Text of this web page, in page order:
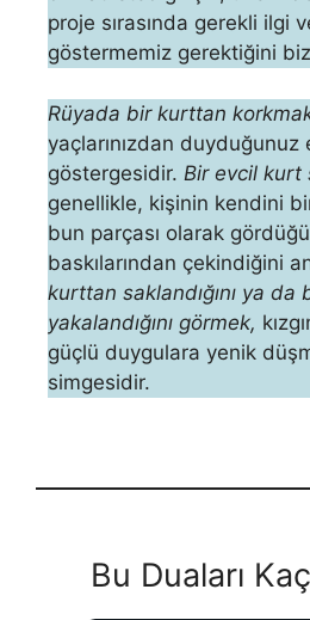
proje sırasında gerekli ilgi
göstermemiz gerek­tiğini
Rüyada bir kurttan
yaçlarınızdan duyduğunuz
göstergesidir. Bir evcil kurt
genellikle, kişinin kendini
bun parçası olarak
baskılarından çekin­diğini
kurttan saklandığını ya da
yakalandığını görmek,
güçlü duy­gulara yenik
simgesidir.
Bu Duaları